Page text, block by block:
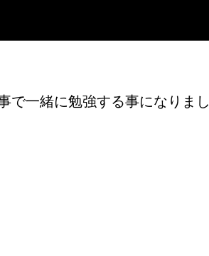
で一緒に勉強する事になりまし